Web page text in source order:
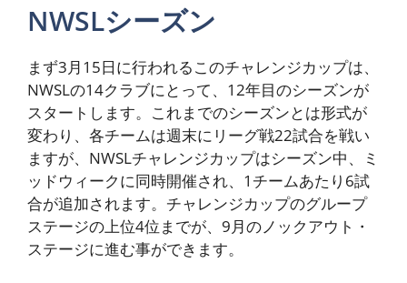
NWSLシーズン
まず3月15日に行われるこのチャレンジカップは、
NWSLの14クラブにとって、12年目のシーズンが
スタートします。これまでのシーズンとは形式が
変わり、各チームは週末にリーグ戦22試合を戦い
ますが、NWSLチャレンジカップはシーズン中、ミ
ッドウィークに同時開催され、1チームあたり6試
合が追加されます。チャレンジカップのグループ
ステージの上位4位までが、9月のノックアウト・
ステージに進む事ができます。